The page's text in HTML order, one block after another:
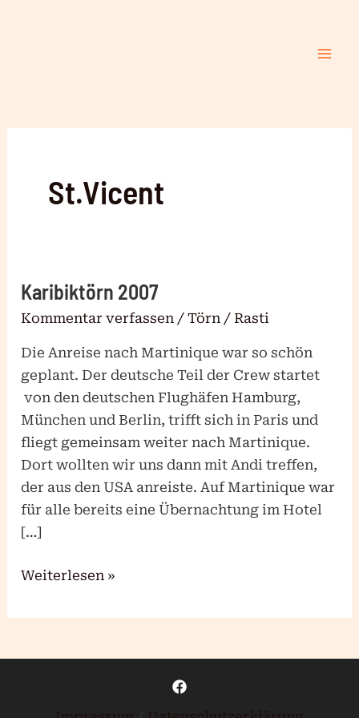
St.Vicent
Karibiktörn 2007
Kommentar verfassen /Törn / Rasti
Die Anreise nach Martinique war so schön
geplant. Der deutsche Teil der Crew startet
von den deutschen Flughäfen Hamburg,
München und Berlin, trifft sich in Paris und
fliegt gemeinsam weiter nach Martinique.
Dort wollten wir uns dann mit Andi treffen,
der aus den USA anreiste. Auf Martinique war
für alle bereits eine Übernachtung im Hotel
[…]
Karibiktörn
2007
Weiterlesen »